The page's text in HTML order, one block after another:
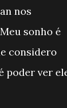
nos
sonho é
considero
poder ver